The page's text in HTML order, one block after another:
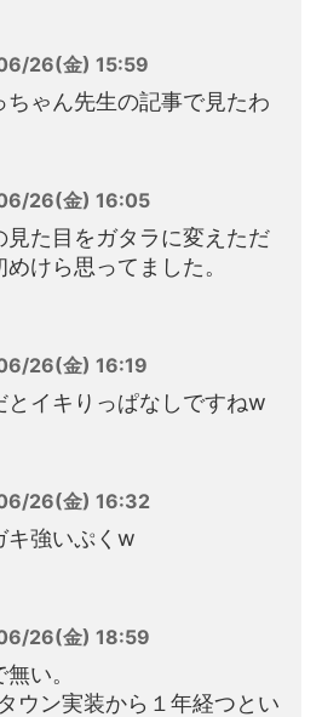
26(金) 15:59
ちゃん先生の記事で見たわ
26(金) 16:05
見た目をガタラに変えただ
けら思ってました。
26(金) 16:19
とイキりっぱなしですねw
26(金) 16:32
キ強いぷくw
26(金) 18:59
い。
ウン実装から１年経つとい